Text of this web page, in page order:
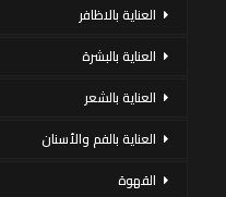
العناية بالاظافر
العناية بالبشرة
العناية بالشعر
العناية بالفم والأسنان
القهوة